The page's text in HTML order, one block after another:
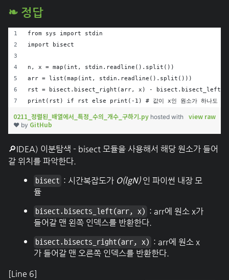
❧ 정답
from sys import stdin
import bisect
n, x = map(int, stdin.readline().split())
arr = list(map(int, stdin.readline().split()))
rst = bisect.bisect_right(arr, x) -
print(rst) if rst else print(-1) # 값이 x인 원소가 하나도 없
view raw
0211_정렬된_배열에서_특정_수의_개수_구하기.py hosted with
❤ by GitHub
🔎IDEA) 이분탐색 - bisect 모듈을 사용해서 해당 원소가 들어
갈 위치를 파악한다.
bisect : 시간복잡도가 O(lgN)인 파이썬 내장 모
듈
bisect.bisects_left(arr, x) : arr에 원소 x가
들어갈 맨 왼쪽 인덱스를 반환한다.
bisect.bisects_right(arr, x) : arr에 원소 x
가 들어갈 맨 오른쪽 인덱스를 반환한다.
[Line 6]